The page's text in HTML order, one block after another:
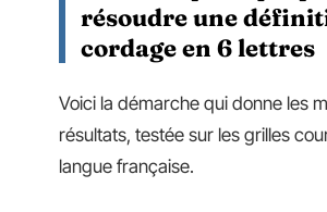
résoudre une
cordage en 6 lettres
Voici la démarche qui donne les
résultats, testée sur les grilles
langue française.